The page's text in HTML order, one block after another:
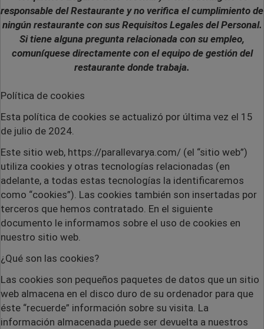
responsable del Restaurante y no verifica el cumplimiento de
ningún restaurante con sus Requisitos Legales del Personal.
Si tiene alguna pregunta relacionada con su empleo,
comuníquese directamente con el equipo de gestión del
restaurante donde trabaja.
Política de cookies
Esta política de cookies se actualizó por última vez el 15
de julio de 2024.
Este sitio web, https://parallevarya.com/ (el “sitio web”)
utiliza cookies y otras tecnologías relacionadas (en
adelante, a todas estas tecnologías la identificaremos
como “cookies”). Las cookies también son insertadas por
terceros que hemos contratado. En el siguiente
documento le informamos sobre el uso de cookies en
nuestro sitio web.
¿Qué son las cookies?
Las cookies son pequeños paquetes de datos que un sitio
web almacena en el disco duro de su ordenador para que
éste “recuerde” información sobre su visita. La
información almacenada puede ser devuelta a nuestros